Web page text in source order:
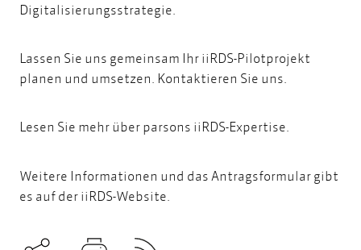
Digitalisierungsstrategie.
Lassen Sie uns gemeinsam Ihr iiRDS-Pilotprojekt
planen und umsetzen. Kontaktieren Sie uns.
Lesen Sie mehr überparsons iiRDS-Expertise.
Weitere Informationen und das Antragsformular gibt
es auf der iiRDS-Website